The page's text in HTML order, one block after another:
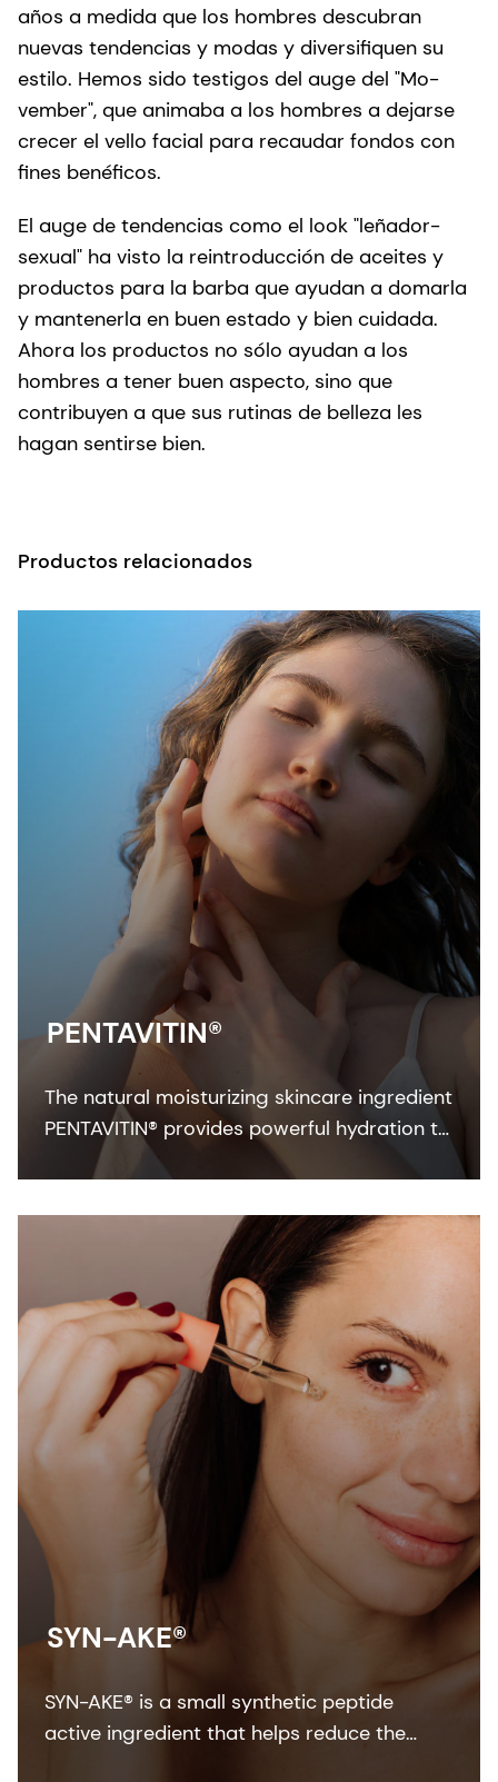
años a medida que los hombres descubran
nuevas tendencias y modas y diversifiquen su
estilo. Hemos sido testigos del auge del "Mo-
vember", que animaba a los hombres a dejarse
crecer el vello facial para recaudar fondos con
fines benéficos.
El auge de tendencias como el look "leñador-
sexual" ha visto la reintroducción de aceites y
productos para la barba que ayudan a domarla
y mantenerla en buen estado y bien cuidada.
Ahora los productos no sólo ayudan a los
hombres a tener buen aspecto, sino que
contribuyen a que sus rutinas de belleza les
hagan sentirse bien.
Productos relacionados
PENTAVITIN®
The natural moisturizing skincare ingredient
PENTAVITIN® provides powerful hydration to
all facial areas, visualized by new facial skin
SYN-AKE®
SYN-AKE® is a small synthetic peptide
active ingredient that helps reduce the